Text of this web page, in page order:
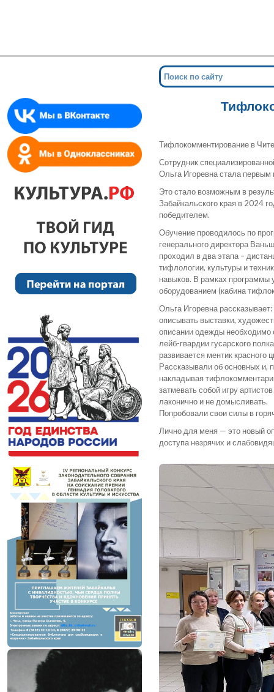
Тифлокомментирование в
Сотрудник
Ольга Игоревна стала
Это стало возможным в
Забайкальского края в 2024
победителем.
Обучение проводилось по
генерального директора
проходил в два этапа –
тифлологии, культуры и
навыков. В рамках программы
оборудованием (кабина
Ольга Игоревна
описывать выставки,
описании одежды необходимо
лейб-гвардии гусарского
развивается ментик
Рассказывали об основных и,
накладывая
затмевать собой игру
лаконично и не домысливать.
Попробовали свои силы в
Лично для меня — это новый
доступа незрячих и